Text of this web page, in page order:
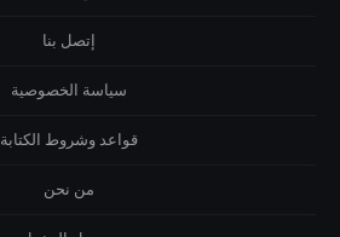
إتصل بنا
سياسة الخصوصية
قواعد وشروط الكتابة
من نحن